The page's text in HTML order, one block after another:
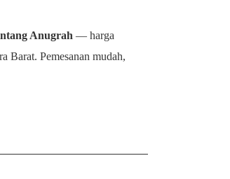
Anugrah — harga
Barat. Pemesanan mudah,